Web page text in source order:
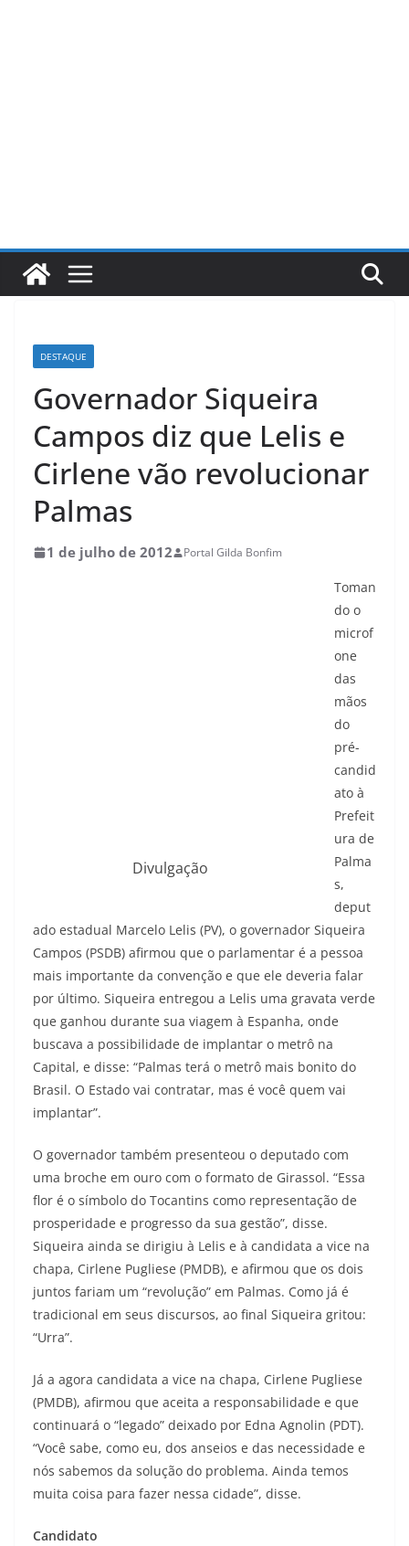
DESTAQUE
Governador Siqueira
Campos diz que Lelis e
Cirlene vão revolucionar
Palmas
1 de julho de 2012 Portal Gilda Bonfim
Divulgação
Toman
do o
microf
one
das
mãos
do
pré-
candid
ato à
Prefeit
ura de
Palma
s,
deput
ado estadual Marcelo Lelis (PV), o governador Siqueira
Campos (PSDB) afirmou que o parlamentar é a pessoa
mais importante da convenção e que ele deveria falar
por último. Siqueira entregou a Lelis uma gravata verde
que ganhou durante sua viagem à Espanha, onde
buscava a possibilidade de implantar o metrô na
Capital, e disse: “Palmas terá o metrô mais bonito do
Brasil. O Estado vai contratar, mas é você quem vai
implantar”.
O governador também presenteou o deputado com
uma broche em ouro com o formato de Girassol. “Essa
flor é o símbolo do Tocantins como representação de
prosperidade e progresso da sua gestão”, disse.
Siqueira ainda se dirigiu à Lelis e à candidata a vice na
chapa, Cirlene Pugliese (PMDB), e afirmou que os dois
juntos fariam um “revolução” em Palmas. Como já é
tradicional em seus discursos, ao final Siqueira gritou:
“Urra”.
Já a agora candidata a vice na chapa, Cirlene Pugliese
(PMDB), afirmou que aceita a responsabilidade e que
continuará o “legado” deixado por Edna Agnolin (PDT).
“Você sabe, como eu, dos anseios e das necessidade e
nós sabemos da solução do problema. Ainda temos
muita coisa para fazer nessa cidade”, disse.
Candidato